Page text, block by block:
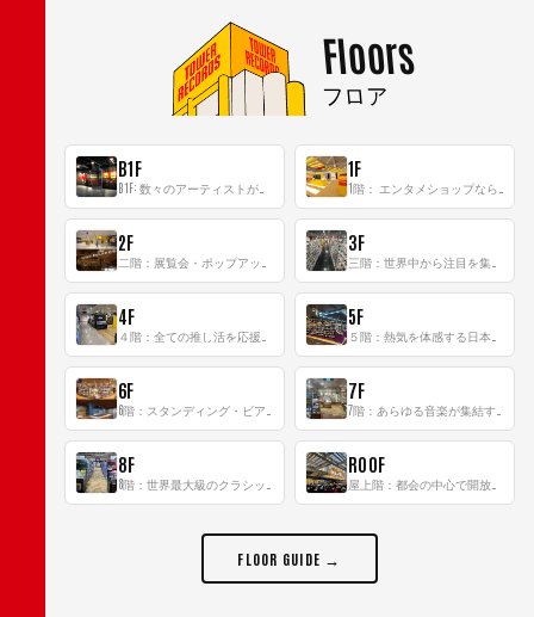
Floors
フロア
B1F 1F
2F 3F
4F 5F
6F 7F
8F ROOF
FLOOR GUIDE →